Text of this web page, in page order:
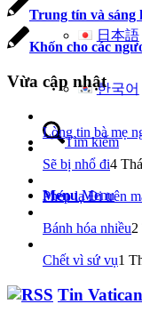
日本語
한국어
Tìm kiếm
Menu Menu
Trung tín và sáng
Khốn cho các
Vừa cập nhật
Lòng tin bà mẹ
Sẽ bị nhổ đi4
Phép lạ Đi trên
Bánh hóa nhiều2
Chết vì sứ vụ1
Tin Vatican